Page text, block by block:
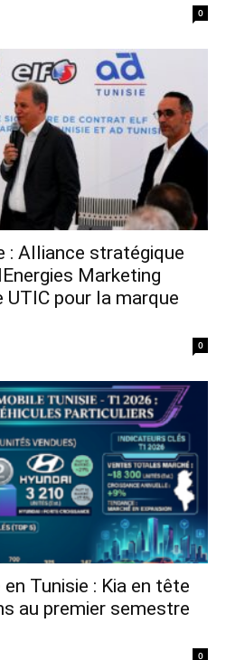
0
: Alliance stratégique
Marketing
UTIC pour la marque
0
Tunisie : Kia en tête
au premier semestre
0